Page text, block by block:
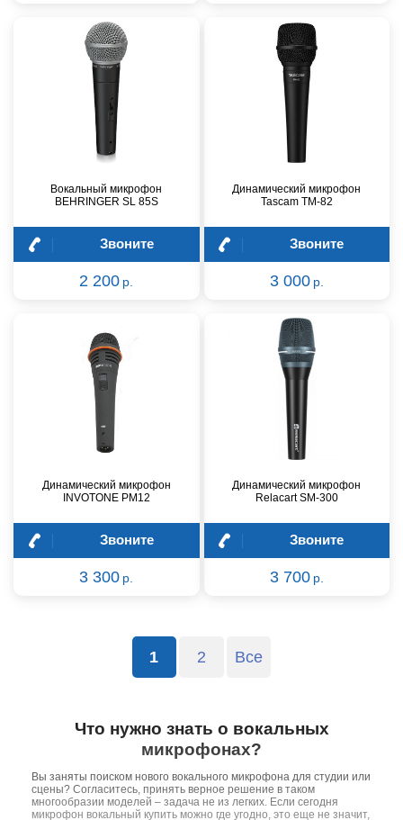
Вокальный микрофон
BEHRINGER SL 85S
Звоните
2 200 р.
Динамический микрофон
Tascam TM-82
Звоните
3 000 р.
Динамический микрофон
INVOTONE PM12
Звоните
3 300 р.
Динамический микрофон
Relacart SM-300
Звоните
3 700 р.
1 2 Все
Что нужно знать о вокальных
микрофонах?
Вы заняты поиском нового вокального микрофона для студии или
сцены? Согласитесь, принять верное решение в таком
многообразии моделей – задача не из легких. Если сегодня
микрофон вокальный купить можно где угодно, это еще не значит,